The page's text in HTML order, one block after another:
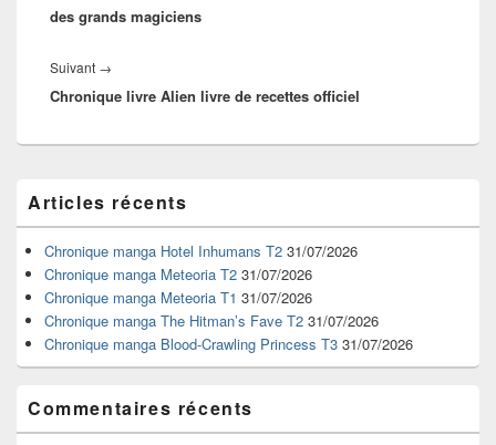
des grands magiciens
Suivant →
suivant :
Chronique livre Alien livre de recettes officiel
principale
de
widget
pour
barre
latérale
Articles récents
Chronique manga Hotel Inhumans T2 31/07/2026
Chronique manga Meteoria T2 31/07/2026
Chronique manga Meteoria T1 31/07/2026
Chronique manga The Hitman’s Fave T2 31/07/2026
Chronique manga Blood-Crawling Princess T3 31/07/2026
Commentaires récents